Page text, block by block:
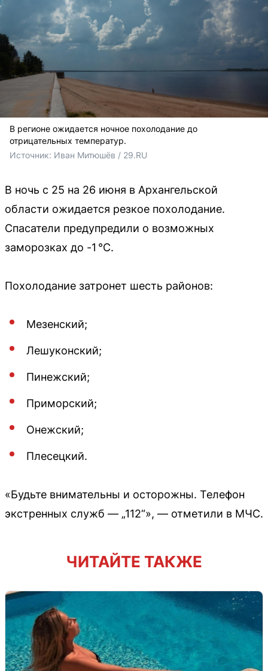
В регионе ожидается ночное похолодание до
отрицательных температур.
Источник: Иван Митюшёв / 29.RU
В ночь с 25 на 26 июня в Архангельской
области ожидается резкое похолодание.
Спасатели предупредили о возможных
заморозках до -1 °C.
Похолодание затронет шесть районов:
Мезенский;
Лешуконский;
Пинежский;
Приморский;
Онежский;
Плесецкий.
«Будьте внимательны и осторожны. Телефон
экстренных служб — „112“», — отметили в МЧС.
ЧИТАЙТЕ ТАКЖЕ